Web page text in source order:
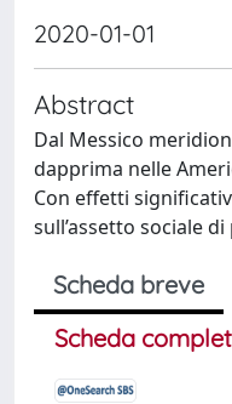
2020-01-01
Abstract
Dal Messico
dapprima nelle
Con effetti
sull’assetto sociale
Scheda breve
Scheda